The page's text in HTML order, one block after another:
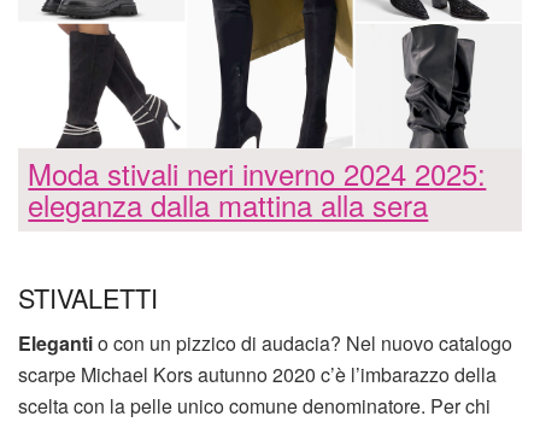
Moda stivali neri inverno 2024 2025:
eleganza dalla mattina alla sera
STIVALETTI
Elegantio con un pizzico di audacia? Nel nuovo catalogo
scarpe Michael Kors autunno 2020 c’è l’imbarazzo della
scelta con la pelle unico comune denominatore. Per chi